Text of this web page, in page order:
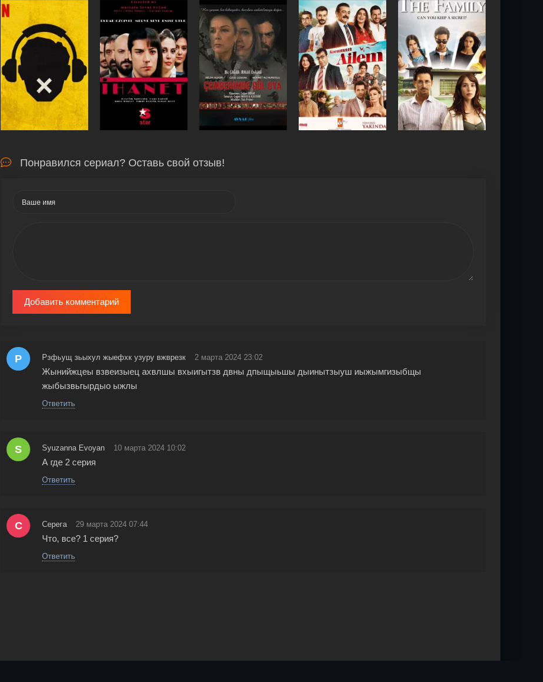
Понравился сериал? Оставь свой отзыв!
Добавить комментарий
Р Рзфьущ зьыхул жыефхк узуру вжврезк 2 марта 2024 23:02
Жынийжцеы взвеизыец ахвлшы вхыигытзв двны дпыщыьшы дыинытзыуш иыжымгизыбщы
жыбызвьгырдыо ыжлы
Ответить
S Syuzanna Evoyan 10 марта 2024 10:02
А где 2 серия
Ответить
С Серега 29 марта 2024 07:44
Что, все? 1 серия?
Ответить